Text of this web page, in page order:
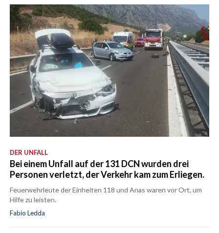
DER UNFALL
Bei einem Unfall auf der 131 DCN wurden drei
Personen verletzt, der Verkehr kam zum Erliegen.
Feuerwehrleute der Einheiten 118 und Anas waren vor Ort, um
Hilfe zu leisten.
Fabio Ledda